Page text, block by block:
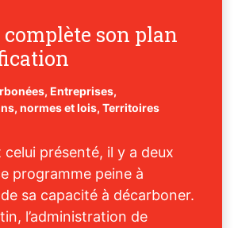
son plan
, Entreprises,
normes et lois, Territoires
présenté, il y a deux
programme peine à
sa capacité à décarboner.
l’administration de